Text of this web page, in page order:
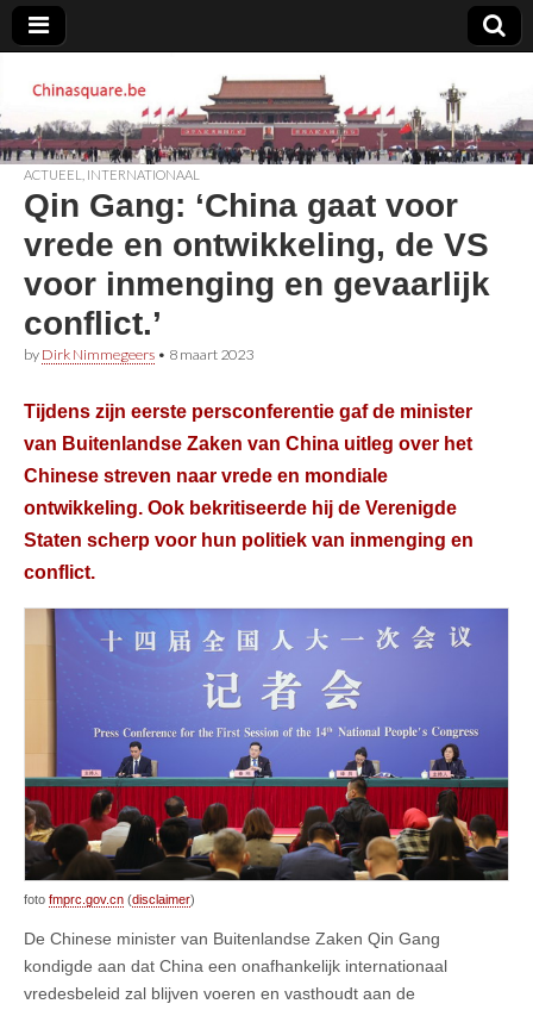
Chinasquare.be
ACTUEEL INTERNATIONAAL
Qin Gang: ‘China gaat voor
vrede en ontwikkeling, de VS
voor inmenging en gevaarlijk
conflict.’
by Dirk Nimmegeers • 8 maart 2023
Tijdens zijn eerste persconferentie gaf de minister
van Buitenlandse Zaken van China uitleg over het
Chinese streven naar vrede en mondiale
ontwikkeling. Ook bekritiseerde hij de Verenigde
Staten scherp voor hun politiek van inmenging en
conflict.
foto fmprc.gov.cn (disclaimer)
De Chinese minister van Buitenlandse Zaken Qin Gang
kondigde aan dat China een onafhankelijk internationaal
vredesbeleid zal blijven voeren en vasthoudt aan de